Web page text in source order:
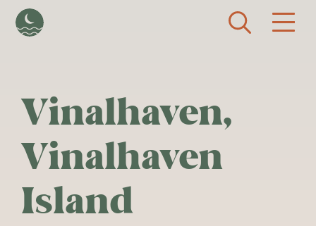
Vinalhaven,
Vinalhaven
Island